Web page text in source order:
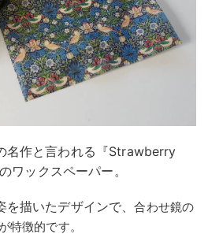
名作と言われる『Strawberry
ワックスペーパー。
を描いたデザインで、合わせ鏡の
特徴的です。